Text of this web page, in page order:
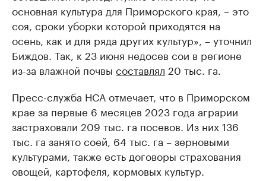
основная культура для Приморского края, – это
соя, сроки уборки которой приходятся на
осень, как и для ряда других культур», – уточнил
Биждов. Так, к 23 июня недосев сои в регионе
из-за влажной почвы составлял 20 тыс. га.
Пресс-служба НСА отмечает, что в Приморском
крае за первые 6 месяцев 2023 года аграрии
застраховали 209 тыс. га посевов. Из них 136
тыс. га занято соей, 64 тыс. га – зерновыми
культурами, также есть договоры страхования
овощей, картофеля, кормовых культур.